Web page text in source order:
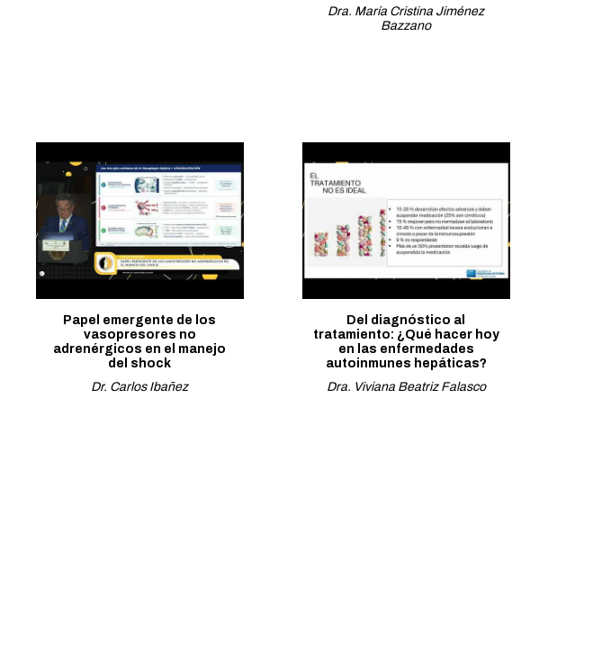
Dra. María Cristina Jiménez
Bazzano
Papel emergente de los
vasopresores no
adrenérgicos en el manejo
del shock
Dr. Carlos Ibañez
Del diagnóstico al
tratamiento: ¿Qué hacer hoy
en las enfermedades
autoinmunes hepáticas?
Dra. Viviana Beatriz Falasco